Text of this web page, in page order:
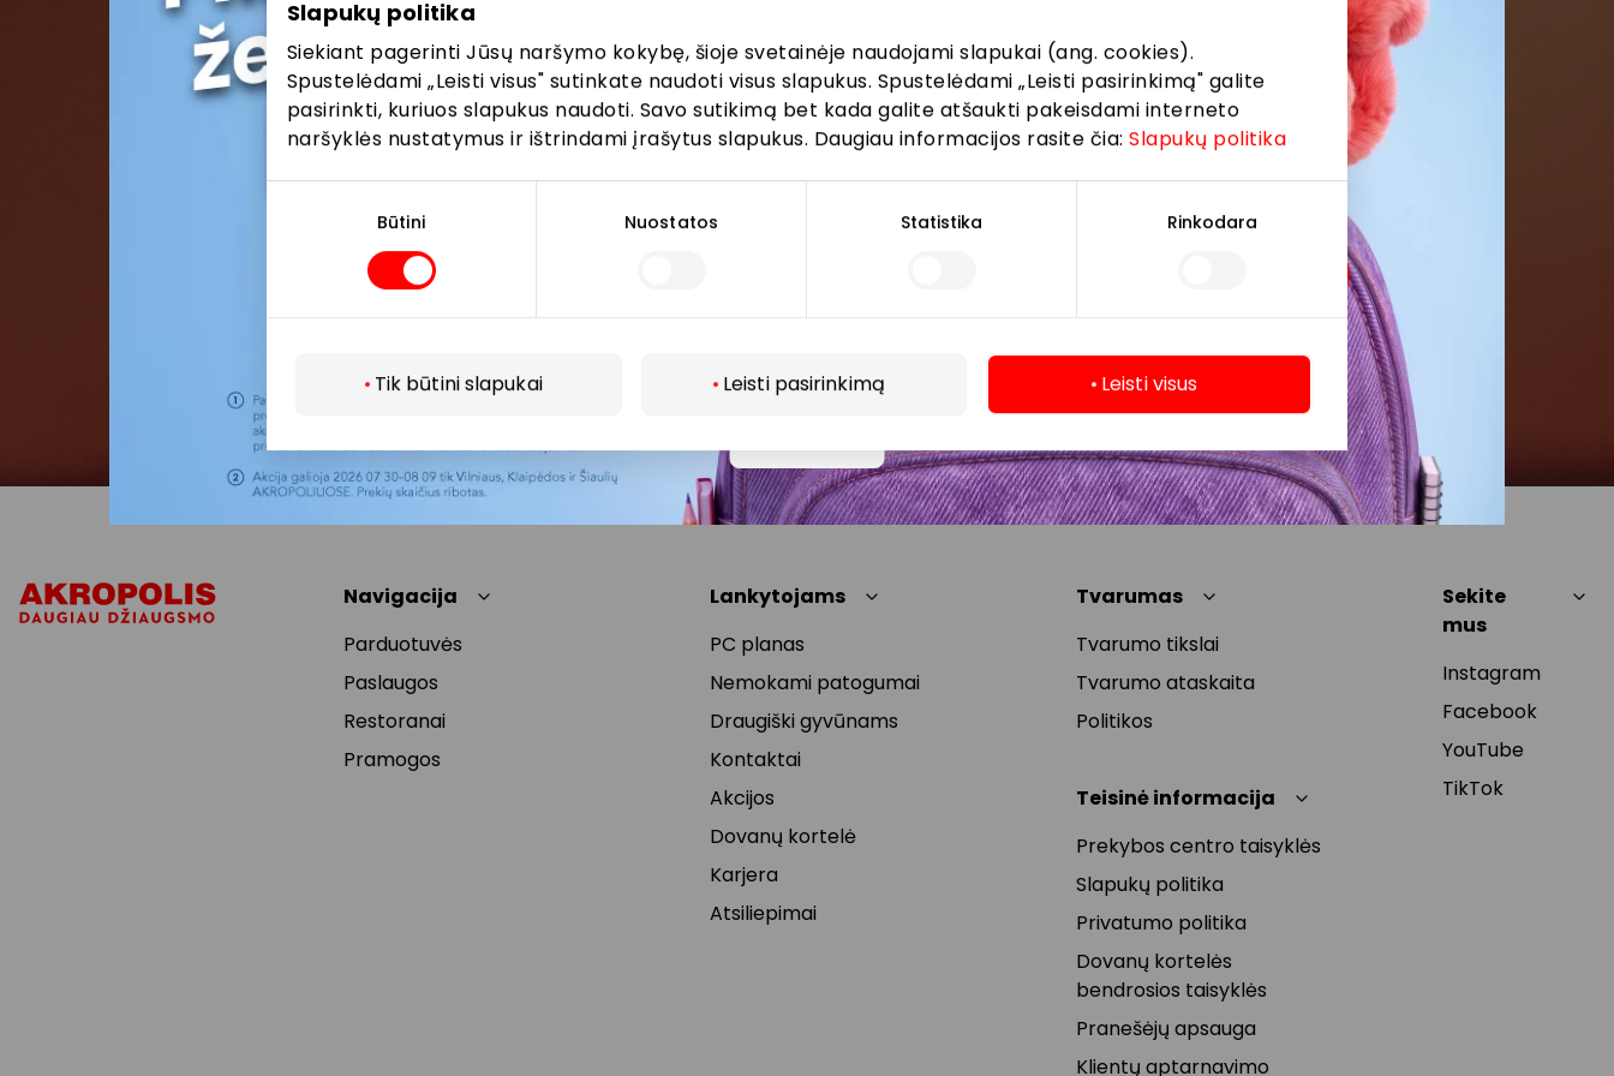
Slapukų politika
Siekiant pagerinti Jūsų naršymo kokybę, šioje svetainėje naudojami slapukai (ang. cookies).
Spustelėdami „Leisti visus" sutinkate naudoti visus slapukus. Spustelėdami „Leisti pasirinkimą" galite
pasirinkti, kuriuos slapukus naudoti. Savo sutikimą bet kada galite atšaukti pakeisdami interneto
naršyklės nustatymus ir ištrindami įrašytus slapukus. Daugiau informacijos rasite čia:Slapukų politika
Būtini Nuostatos Statistika Rinkodara
Tik būtini slapukai Leisti pasirinkimą Leisti visus
Prenumeruoti
AKROPOLIS naujienas. Dėl to AKROPOLIS GROUP,
atšaukti, spaudžiant nuorodą gautame
privatumas@akropolis.lt.
Navigacija
Parduotuvės
Paslaugos
Restoranai
Pramogos
Lankytojams
PC planas
Nemokami patogumai
Draugiški gyvūnams
Kontaktai
Akcijos
Dovanų kortelė
Karjera
Atsiliepimai
Tvarumas
Tvarumo tikslai
Tvarumo ataskaita
Politikos
Teisinė informacija
Prekybos centro taisyklės
Slapukų politika
Privatumo politika
Dovanų kortelės
bendrosios taisyklės
Pranešėjų apsauga
Klientų aptarnavimo
Sekite
mus
Instagram
Facebook
YouTube
TikTok